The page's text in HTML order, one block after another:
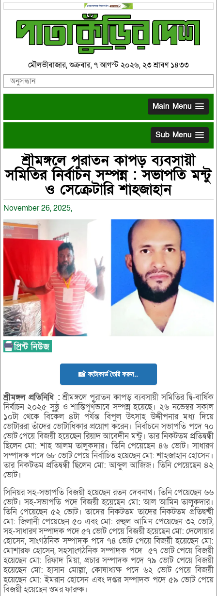
মৌলভীবাজার, শুক্রবার, ৭ আগস্ট ২০২৬, ২৩ শ্রাবণ ১৪৩৩
Main Menu
Sub Menu
শ্রীমঙ্গলে পুরাতন কাপড় ব্যবসায়ী
সমিতির নির্বাচন সম্পন্ন : সভাপতি মন্টু
ও সেক্রেটারি শাহজাহান
November 26, 2025,
📸 ফটোকার্ড তৈরি করুন..
শ্রীমঙ্গলপ্রতিনিধি : শ্রীমঙ্গলে পুরাতন কাপড় ব্যবসায়ী সমিতির দ্বি-বার্ষিক
নির্বাচন ২০২৫ সুষ্ঠু ও শান্তিপূর্ণভাবে সম্পন্ন হয়েছে। ২৬ নভেম্বর সকাল
১০টা থেকে বিকেল ৪টা পর্যন্ত বিপুল উৎসাহ উদ্দীপনার মধ্য দিয়ে
ভোটাররা তাঁদের ভোটাধিকার প্রয়োগ করেন। নির্বাচনে সভাপতি পদে ৭০
ভোট পেয়ে বিজয়ী হয়েছেন রিয়াদ আবেদীন মন্টু। তার নিকটতম প্রতিদ্বন্ধী
ছিলেন মো: শাহ আলম তালুকদার। তিনি পেয়েছেন ৪৬ ভোট। সাধারণ
সম্পাদক পদে ৬৮ ভোট পেয়ে নির্বাচিত হয়েছেন মো: শাহজাহান হোসেন।
তার নিকটতম প্রতিদ্বন্ধী ছিলেন মো: আব্দুল আজিজ। তিনি পেয়েছেন ৪২
ভোট।
সিনিয়র সহ-সভাপতি বিজয়ী হয়েছেন রতন দেবনাথ। তিনি পেয়েছেন ৬৬
ভোট। সহ-সভাপতি পদে বিজয়ী হয়েছেন মো: আল আমিন তালুকদার।
তিনি পেয়েছেন ৫২ ভোট। তাদের নিকটতম তাদের নিকটতম প্রতিদ্বন্দ্বী
মো: জিলানী পেয়েছেন ৫০ এবং মো: রুহুল আমিন পেয়েছেন ৩২ ভোট,
সহ-সাধারণ সম্পাদক পদে ৫৭ ভোট পেয়ে বিজয়ী হয়েছেন মো: দেলোয়ার
হোসেন, সাংগঠনিক সম্পাদক পদে ৭৪ ভোট পেয়ে বিজয়ী হয়েছেন মো:
মোশারফ হোসেন, সহসাংগঠনিক সম্পাদক পদে ৫৭ ভোট পেয়ে বিজয়ী
হয়েছেন মো: রিফাদ মিয়া, প্রচার সম্পাদক পদে ৭৯ ভোট পেয়ে বিজয়ী
হয়েছেন মো: হাসান মোল্লা, কোষাধ্যক্ষ পদে ৬২ ভোট পেয়ে বিজয়ী
হয়েছেন মো: ইমরান হোসেন এবং দপ্তর সম্পাদক পদে ৫৯ ভোট পেয়ে
বিজয়ী হয়েছেন ওমর ফারুক।